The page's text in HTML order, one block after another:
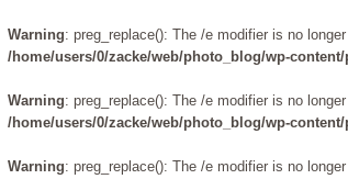
Warning: preg_replace(): The /e modifier is no
/home/users/0/zacke/web/photo_blog/wp-
Warning: preg_replace(): The /e modifier is no
/home/users/0/zacke/web/photo_blog/wp-
Warning: preg_replace(): The /e modifier is no